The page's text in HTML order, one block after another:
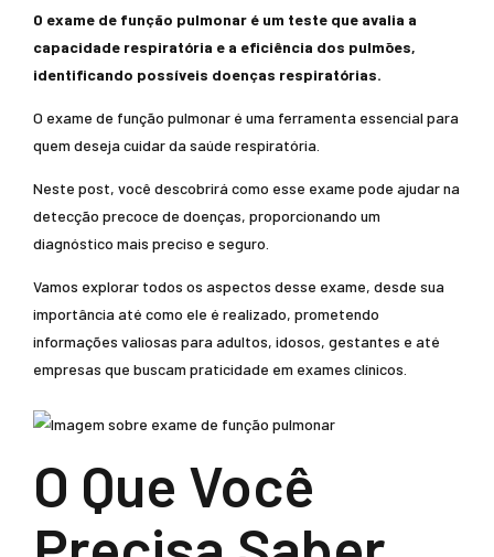
O exame de função pulmonar é um teste que avalia a
capacidade respiratória e a eficiência dos pulmões,
identificando possíveis doenças respiratórias.
O exame de função pulmonar é uma ferramenta essencial para
quem deseja cuidar da saúde respiratória.
Neste post, você descobrirá como esse exame pode ajudar na
detecção precoce de doenças, proporcionando um
diagnóstico mais preciso e seguro.
Vamos explorar todos os aspectos desse exame, desde sua
importância até como ele é realizado, prometendo
informações valiosas para adultos, idosos, gestantes e até
empresas que buscam praticidade em exames clínicos.
O Que Você